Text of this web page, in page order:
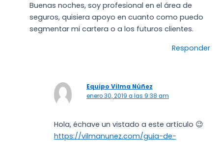
Buenas noches, soy profesional en el área de
seguros, quisiera apoyo en cuanto como puedo
segmentar mi cartera o a los futuros clientes.
Responder
Equipo Vilma Núñez
enero 30, 2019 a las 9:38 am
Hola, échave un vistado a este artículo 😉
https://vilmanunez.com/guia-de-